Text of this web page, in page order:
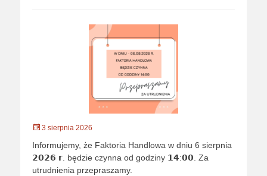
Opublikowano
3 sierpnia 2026
Informujemy, że Faktoria Handlowa w dniu 6 sierpnia
𝟮𝟬𝟮𝟲 𝗿. będzie czynna od godziny 𝟭𝟰:𝟬𝟬. Za
utrudnienia przepraszamy.